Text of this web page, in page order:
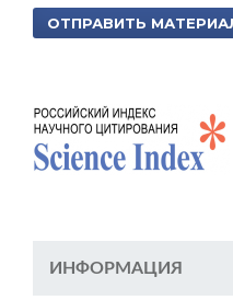
ОТПРАВИТЬ
ИНФОРМАЦИЯ